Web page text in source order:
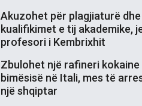
Akuzohet për plagjiaturë
kualifikimet e tij akademike,
profesori i Kembrixhit
Zbulohet një rafineri kokaine
bimësisë në Itali, mes të
një shqiptar